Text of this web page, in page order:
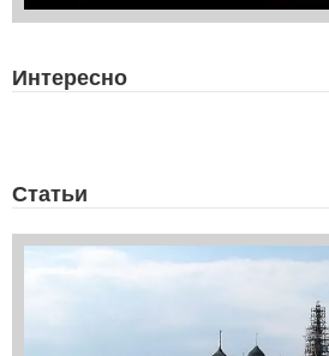
Интересно
Статьи